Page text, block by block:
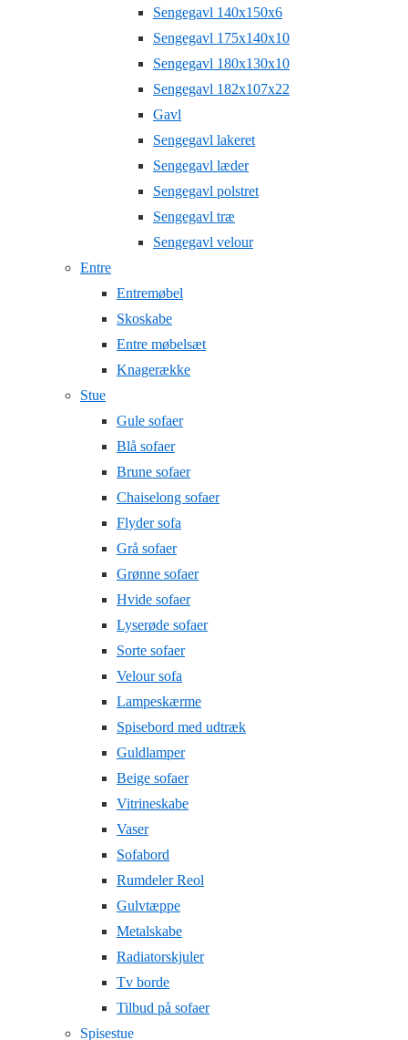
Sengegavl 140x150x6
Sengegavl 175x140x10
Sengegavl 180x130x10
Sengegavl 182x107x22
Gavl
Sengegavl lakeret
Sengegavl læder
Sengegavl polstret
Sengegavl træ
Sengegavl velour
Entre
Entremøbel
Skoskabe
Entre møbelsæt
Knagerække
Stue
Gule sofaer
Blå sofaer
Brune sofaer
Chaiselong sofaer
Flyder sofa
Grå sofaer
Grønne sofaer
Hvide sofaer
Lyserøde sofaer
Sorte sofaer
Velour sofa
Lampeskærme
Spisebord med udtræk
Guldlamper
Beige sofaer
Vitrineskabe
Vaser
Sofabord
Rumdeler Reol
Gulvtæppe
Metalskabe
Radiatorskjuler
Tv borde
Tilbud på sofaer
Spisestue